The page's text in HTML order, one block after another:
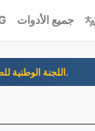
جميع الأدوات
6- اللجنة الوطنية- شراء نطاقك في دقائق، البحث، التسجيل، الإطلاق.